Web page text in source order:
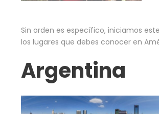
Sin orden es específico, iniciamos
los lugares que debes conocer en
Argentina